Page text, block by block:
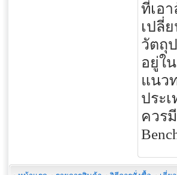
ที่เอ
เปลี่
วัตถุ
อยู่ใ
แนว
ประ
ควร